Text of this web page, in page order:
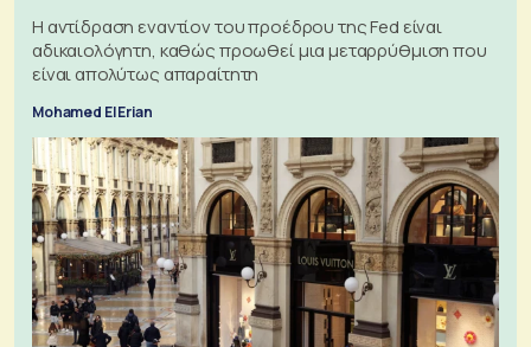
Η αντίδραση εναντίον του προέδρου της Fed είναι
αδικαιολόγητη, καθώς προωθεί μια μεταρρύθμιση που
είναι απολύτως απαραίτητη
Mohamed El Erian